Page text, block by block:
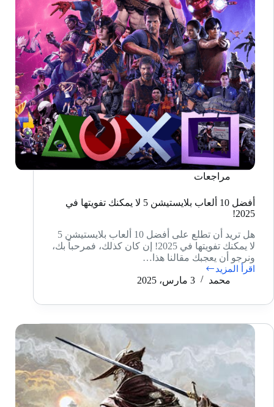
مراجعات
أفضل 10 ألعاب بلايستيشن 5 لا يمكنك تفويتها في
2025!
هل تريد أن تطلع على أفضل 10 ألعاب بلايستيشن 5
لا يمكنك تفويتها في 2025! إن كان كذلك، فمرحباً بك،
ونرجو أن يعجبك مقالنا هذا…
اقرأ المزيد
أفضل
بلايستيشن
لا
يمكنك
تفويتها
2025!
محمد 3 مارس، 2025